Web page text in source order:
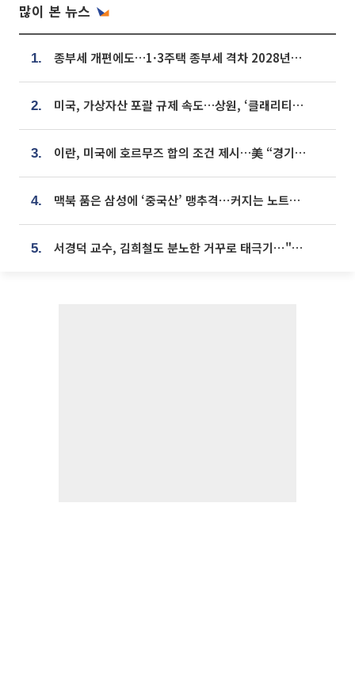
많이 본 뉴스
1. 종부세 개편에도…1·3주택 종부세 격차 2028년부터 확대
2. 미국, 가상자산 포괄 규제 속도…상원, ‘클래리티법’ 9월 절차투표 추진
3. 이란, 미국에 호르무즈 합의 조건 제시…美 “경기 아직 안 끝나” [종합]
4. 맥북 품은 삼성에 ‘중국산’ 맹추격⋯커지는 노트북 OLED 시장
5. 서경덕 교수, 김희철도 분노한 거꾸로 태극기⋯"엉터리는 아냐, 아쉬울 뿐"